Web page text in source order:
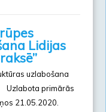
Lidijas
uzlabošana
Uzlabota primārās
21.05.2020.